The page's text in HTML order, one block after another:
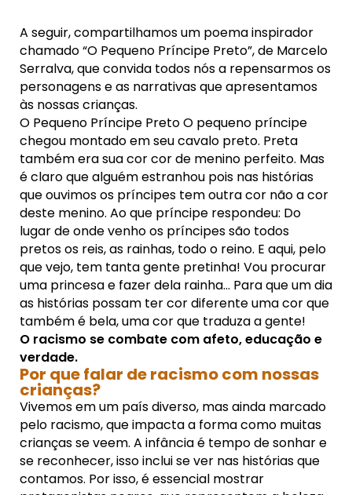
A seguir, compartilhamos um poema inspirador
chamado “O Pequeno Príncipe Preto”, de Marcelo
Serralva, que convida todos nós a repensarmos os
personagens e as narrativas que apresentamos
às nossas crianças.
O Pequeno Príncipe Preto O pequeno príncipe
chegou montado em seu cavalo preto. Preta
também era sua cor cor de menino perfeito. Mas
é claro que alguém estranhou pois nas histórias
que ouvimos os príncipes tem outra cor não a cor
deste menino. Ao que príncipe respondeu: Do
lugar de onde venho os príncipes são todos
pretos os reis, as rainhas, todo o reino. E aqui, pelo
que vejo, tem tanta gente pretinha! Vou procurar
uma princesa e fazer dela rainha... Para que um dia
as histórias possam ter cor diferente uma cor que
também é bela, uma cor que traduza a gente!
O racismo se combate com afeto, educação e
verdade.
Por que falar de racismo com nossas
crianças?
Vivemos em um país diverso, mas ainda marcado
pelo racismo, que impacta a forma como muitas
crianças se veem. A infância é tempo de sonhar e
se reconhecer, isso inclui se ver nas histórias que
contamos. Por isso, é essencial mostrar